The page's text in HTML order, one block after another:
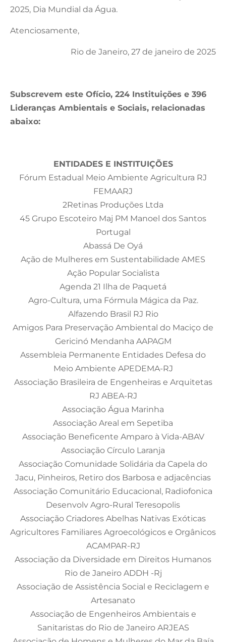
2025, Dia Mundial da Água.
Atenciosamente,
Rio de Janeiro, 27 de janeiro de 2025
Subscrevem este Ofício, 224 Instituições e 396
Lideranças Ambientais e Sociais, relacionadas
abaixo:
ENTIDADES E INSTITUIÇÕES
Fórum Estadual Meio Ambiente Agricultura RJ
FEMAARJ
2Retinas Produções Ltda
45 Grupo Escoteiro Maj PM Manoel dos Santos
Portugal
Abassá De Oyá
Ação de Mulheres em Sustentabilidade AMES
Ação Popular Socialista
Agenda 21 Ilha de Paquetá
Agro-Cultura, uma Fórmula Mágica da Paz.
Alfazendo Brasil RJ Rio
Amigos Para Preservação Ambiental do Maciço de
Gericinó Mendanha AAPAGM
Assembleia Permanente Entidades Defesa do
Meio Ambiente APEDEMA-RJ
Associação Brasileira de Engenheiras e Arquitetas
RJ ABEA-RJ
Associação Água Marinha
Associação Areal em Sepetiba
Associação Beneficente Amparo à Vida-ABAV
Associação Círculo Laranja
Associação Comunidade Solidária da Capela do
Jacu, Pinheiros, Retiro dos Barbosa e adjacências
Associação Comunitário Educacional, Radiofonica
Desenvolv Agro-Rural Teresopolis
Associação Criadores Abelhas Nativas Exóticas
Agricultores Familiares Agroecológicos e Orgânicos
ACAMPAR-RJ
Associação da Diversidade em Direitos Humanos
Rio de Janeiro ADDH -Rj
Associação de Assistência Social e Reciclagem e
Artesanato
Associação de Engenheiros Ambientais e
Sanitaristas do Rio de Janeiro ARJEAS